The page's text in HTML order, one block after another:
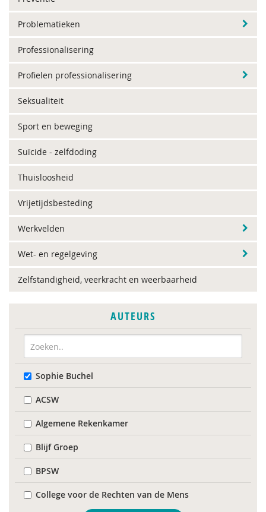
Problematieken
Professionalisering
Profielen professionalisering
Seksualiteit
Sport en beweging
Suïcide - zelfdoding
Thuisloosheid
Vrijetijdsbesteding
Werkvelden
Wet- en regelgeving
Zelfstandigheid, veerkracht en weerbaarheid
AUTEURS
Sophie Buchel
ACSW
Algemene Rekenkamer
Blijf Groep
BPSW
College voor de Rechten van de Mens